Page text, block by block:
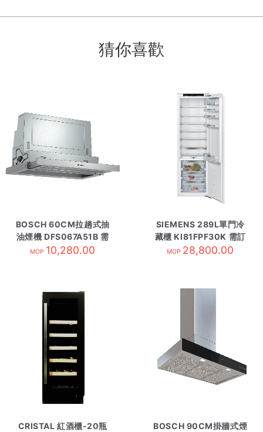
猜你喜歡
BOSCH 60CM拉趟式抽
油煙機 DFS067A51B 需
訂貨
MOP 10,280.00
SIEMENS 289L單門冷
藏櫃 KI81FPF30K 需訂
貨
MOP 28,800.00
CRISTAL 紅酒櫃-20瓶
BOSCH 90CM掛牆式煙